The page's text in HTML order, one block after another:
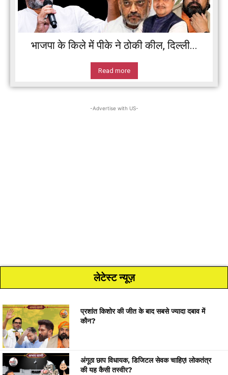
भाजपा के किले में पीके ने ठोकी कील, दिल्ली...
Read more
-Advertise with US-
लेटेस्ट न्यूज़
प्रशांत किशोर की जीत के बाद सबसे ज्यादा दबाव में
कौन?
अंगूठा छाप विधायक, डिजिटल सेवक चाहिए! लोकतंत्र
की यह कैसी तस्वीर?